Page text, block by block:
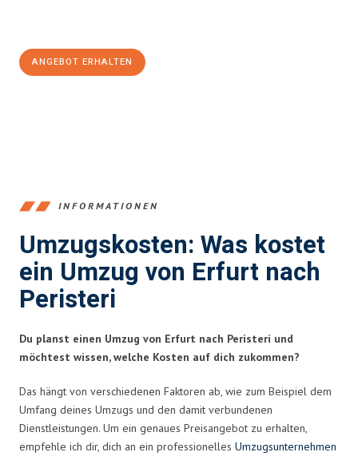
ANGEBOT ERHALTEN
INFORMATIONEN
Umzugskosten: Was kostet
ein Umzug von Erfurt nach
Peristeri
Du planst einen Umzug von Erfurt nach Peristeri und
möchtest wissen, welche Kosten auf dich zukommen?
Das hängt von verschiedenen Faktoren ab, wie zum Beispiel dem
Umfang deines Umzugs und den damit verbundenen
Dienstleistungen. Um ein genaues Preisangebot zu erhalten,
empfehle ich dir, dich an ein professionelles Umzugsunternehmen